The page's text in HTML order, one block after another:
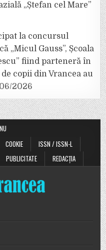
„Ștefan cel Mare”
la concursul
„Micul Gauss”, Școala
fiind parteneră în
copii din Vrancea au
2026
COOKIE
ISSN / ISSN-L
PUBLICITATE REDACȚIA